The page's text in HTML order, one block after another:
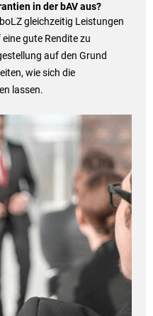
in der bAV aus?
gleichzeitig Leistungen
gute Rendite zu
auf den Grund
wie sich die
lassen.